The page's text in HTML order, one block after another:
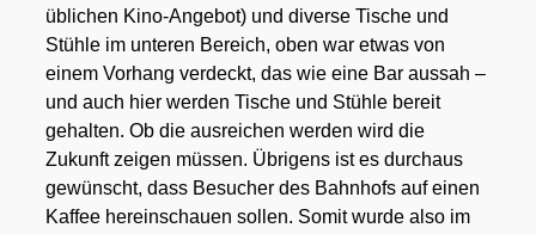
übli­chen Kino-Ange­bot) und diver­se Tische und
Stüh­le im unte­ren Bereich, oben war etwas von
einem Vor­hang ver­deckt, das wie eine Bar aus­sah –
und auch hier wer­den Tische und Stüh­le bereit
gehal­ten. Ob die aus­rei­chen wer­den wird die
Zukunft zei­gen müs­sen. Übri­gens ist es durch­aus
gewünscht, dass Besu­cher des Bahn­hofs auf einen
Kaf­fee her­ein­schau­en sol­len. Somit wur­de also im